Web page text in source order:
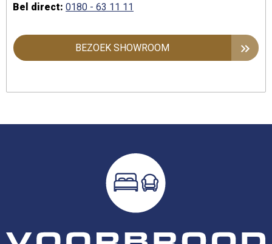
Bel direct: 0180 - 63 11 11
BEZOEK SHOWROOM